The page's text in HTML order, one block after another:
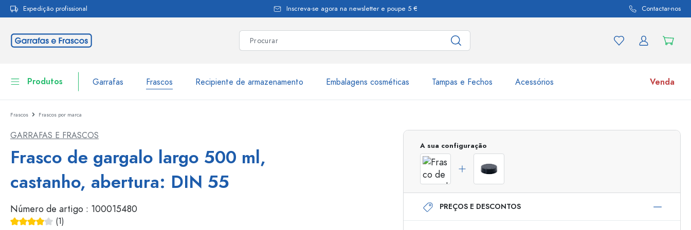
Saltar para a navegação principal
Expedição profissional Inscreva-se agora na newsletter e poupe 5 € Contactar-nos
Produtos Garrafas Frascos Recipiente de armazenamento Embalagens cosméticas Tampas e Fechos Acessórios Venda
Garrafas
Recipiente de armazenamento
Louça de mesa
Embalagens cosméticas
Garrafas por marca
Garrafas WECK
Dispensadores Airless
Frascos com roll-on
Frascos
Frascos Frascos por marca
GARRAFAS E FRASCOS
Frasco de gargalo largo 500 ml,
castanho, abertura: DIN 55
Número de artigo : 100015480
(1)
A sua configuração
PREÇOS E DESCONTOS